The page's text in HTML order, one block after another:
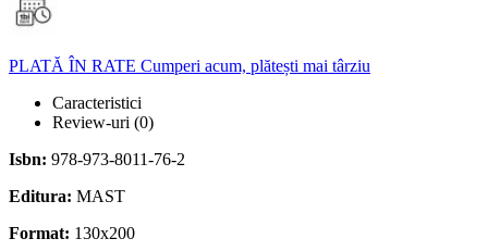
PLATĂ ÎN RATE Cumperi acum, plătești mai târziu
Caracteristici
Review-uri (0)
Isbn: 978-973-8011-76-2
Editura: MAST
Format: 130x200